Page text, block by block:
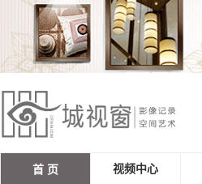
首 页 视频中心